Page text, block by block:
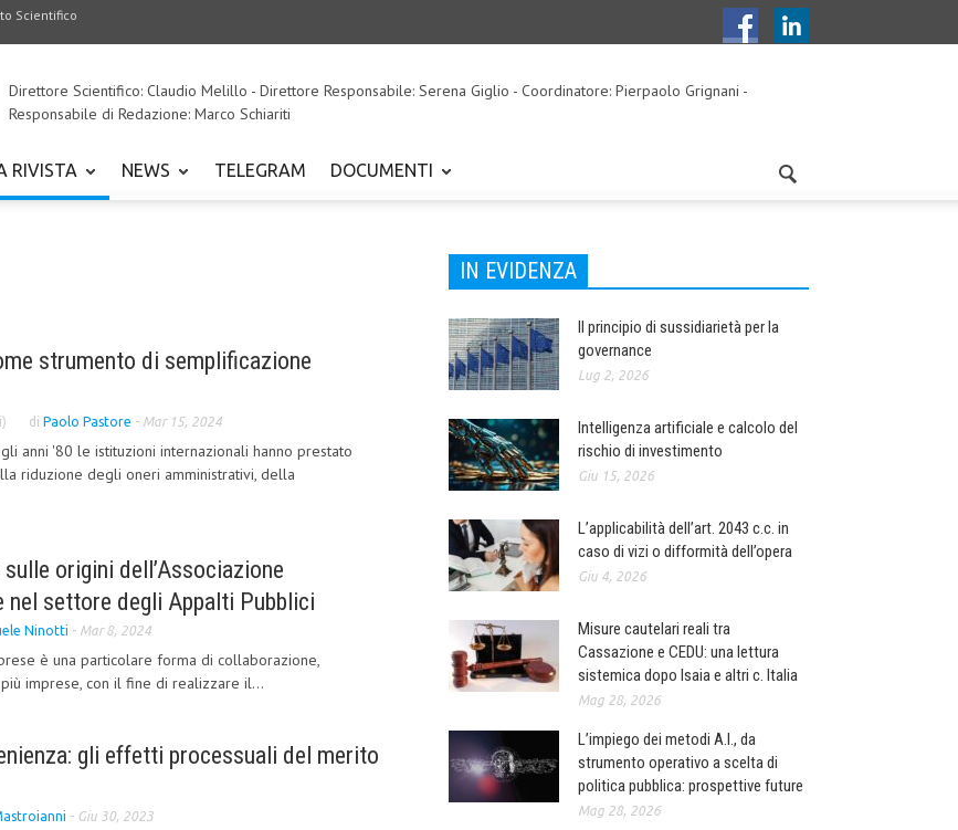
Scientifico
Direttore Scientifico: Claudio Melillo - Direttore Responsabile: Serena Giglio - Coordinatore: Pierpaolo Grignani -
Responsabile di Redazione: Marco Schiariti
RIVISTA NEWS TELEGRAM DOCUMENTI
strumento di semplificazione
di Paolo Pastore - Mar 15, 2024
anni '80 le istituzioni internazionali hanno prestato
riduzione degli oneri amministrativi, della
origini dell’Associazione
nel settore degli Appalti Pubblici
Ninotti - Mar 8, 2024
è una particolare forma di collaborazione,
imprese, con il fine di realizzare il...
gli effetti processuali del merito
- Giu 30, 2023
IN EVIDENZA
Il principio di sussidiarietà per la
governance
Lug 2, 2026
Intelligenza artificiale e calcolo del
rischio di investimento
Giu 15, 2026
L’applicabilità dell’art. 2043 c.c. in
caso di vizi o difformità dell’opera
Giu 4, 2026
Misure cautelari reali tra
Cassazione e CEDU: una lettura
sistemica dopo Isaia e altri c. Italia
Mag 28, 2026
L’impiego dei metodi A.I., da
strumento operativo a scelta di
politica pubblica: prospettive future
Mag 28, 2026